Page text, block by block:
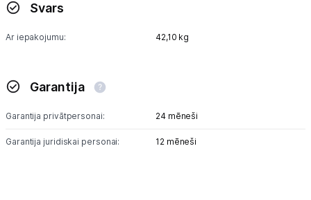
Svars
Ar iepakojumu: 42,10 kg
Garantija
Garantija privātpersonai: 24 mēneši
Garantija juridiskai personai: 12 mēneši